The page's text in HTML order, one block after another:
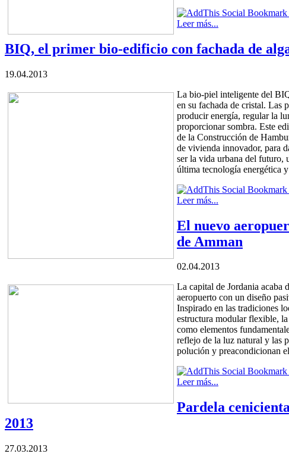
Leer más...
BIQ, el primer bio-edificio con fachada de
19.04.2013
La bio-piel inteligente del
en su fachada de cristal. Las
producir energía, regular la
proporcionar sombra. Este
de la Construcción de
de vivienda innovador, para
ser la vida urbana del futuro,
última tecnología energética
Leer más...
El nuevo
de Amman
02.04.2013
La capital de Jordania acaba
aeropuerto con un diseño
Inspirado en las tradiciones
estructura modular flexible,
como elementos
reflejo de la luz natural y las
polución y preacondicionan
Leer más...
Pardela
2013
27.03.2013